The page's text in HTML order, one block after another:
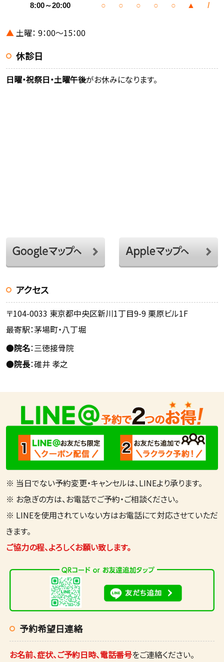
8:00～20:00 ○ ○ ○ ○ ○ ▲ /
▲ 土曜： 9：00～15：00
休診日
日曜・祝祭日・土曜午後がお休みになります。
アクセス
〒104-0033 東京都中央区新川1丁目9-9 栗原ビル1F
最寄駅：茅場町・八丁堀
●院名：三徳接骨院
●院長：碓井 孝之
※ 当日でない予約変更・キャンセルは、LINEより承ります。
※ お急ぎの方は、お電話でご予約・ご相談ください。
※ LINEを使用されていない方はお電話にて対応させていただ
きます。
ご協力の程、よろしくお願い致します。
予約希望日連絡
お名前、症状、ご予約日時、電話番号をご連絡ください。